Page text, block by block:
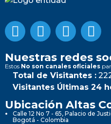
Nuestras redes
Estos No son canales oficiales
Total de Visitantes :
Visitantes Últimas 24
Ubicación Altas
Calle 12 No 7 - 65, Palacio de
Bogotá - Colombia